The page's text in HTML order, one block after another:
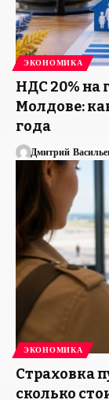
ЭКОНОМИКА
НДС 20% на
Молдове:
года
Дмитрий
ЭКОНОМИКА
Страховка
сколько